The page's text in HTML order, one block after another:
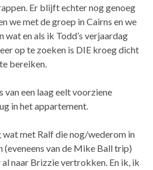
Er blijft echter nog genoeg
we met de groep in Cairns en we
wat en als ik Todd’s verjaardag
op te zoeken is DIE kroeg dicht
bereiken.
een laag eelt voorziene
in het appartement.
wat met Ralf die nog/wederom in
(eveneens van de Mike Ball trip)
naar Brizzie vertrokken. En ik, ik